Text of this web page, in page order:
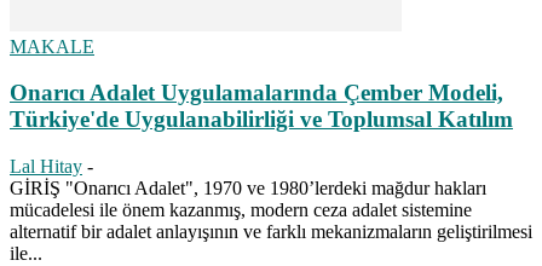
MAKALE
Onarıcı Adalet Uygulamalarında Çember Modeli,
Türkiye'de Uygulanabilirliği ve Toplumsal Katılım
Lal Hitay -
GİRİŞ "Onarıcı Adalet", 1970 ve 1980’lerdeki mağdur hakları
mücadelesi ile önem kazanmış, modern ceza adalet sistemine
alternatif bir adalet anlayışının ve farklı mekanizmaların geliştirilmesi
ile...